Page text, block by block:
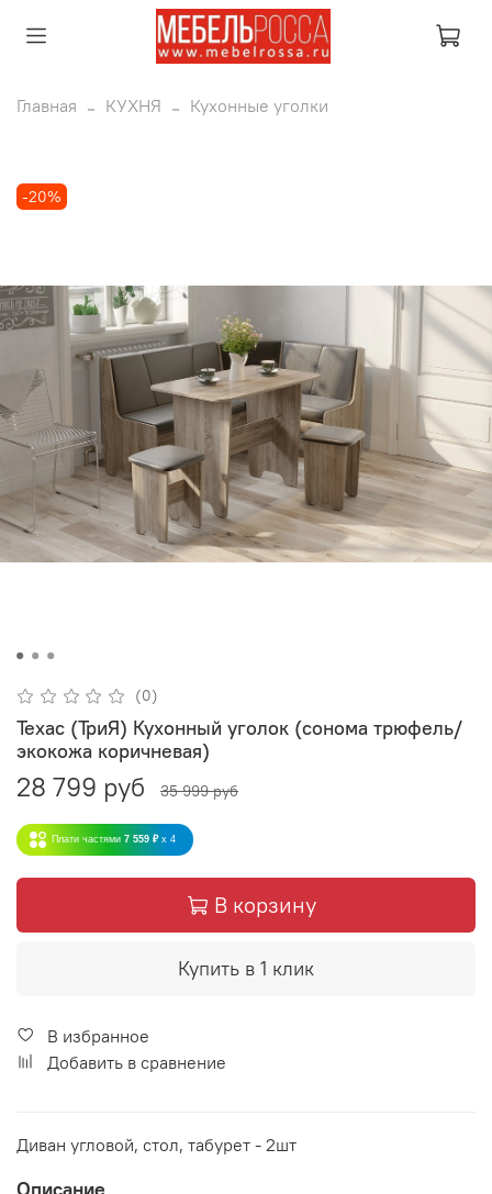
Главная КУХНЯ Кухонные уголки
-20%
(0)
Техас (ТриЯ) Кухонный уголок (сонома трюфель/
экокожа коричневая)
28 799 руб 35 999 руб
Плати частями 7 559 ₽ x 4
В корзину
Купить в 1 клик
В избранное
Добавить в сравнение
Диван угловой, стол, табурет - 2шт
Описание